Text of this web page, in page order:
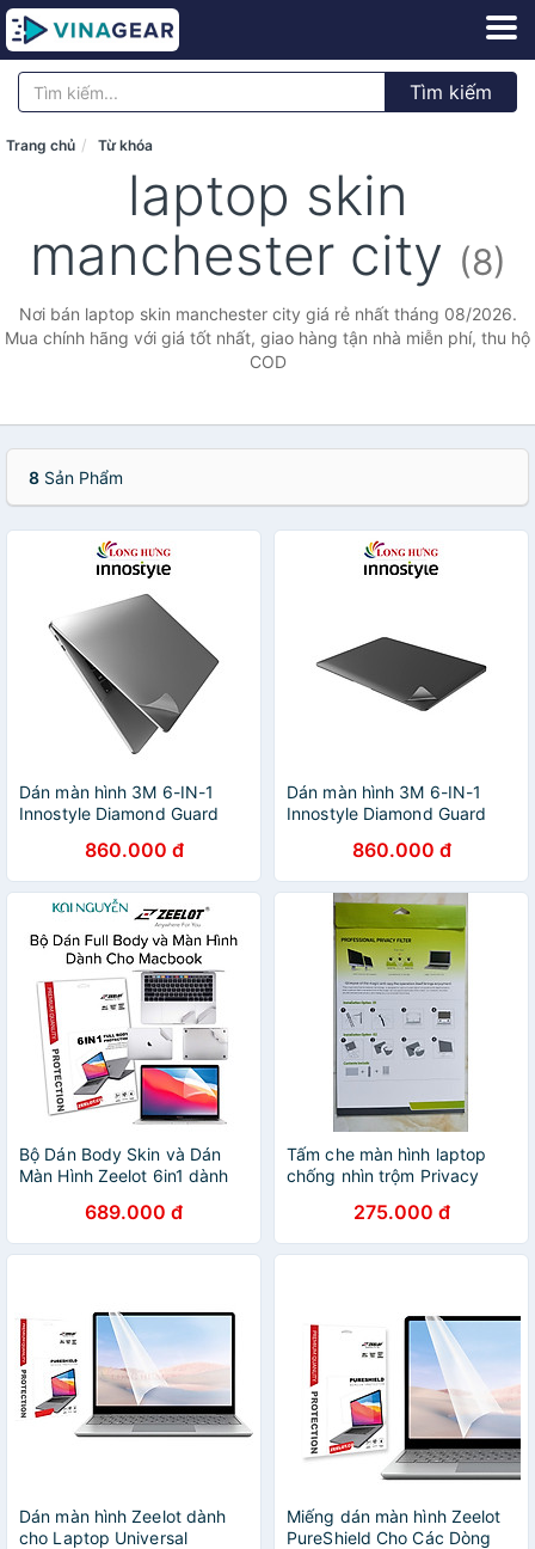
Tìm kiếm
Trang chủ Từ khóa
laptop skin
manchester city (8)
Nơi bán laptop skin manchester city giá rẻ nhất tháng 08/2026.
Mua chính hãng với giá tốt nhất, giao hàng tận nhà miễn phí, thu hộ
COD
8 Sản Phẩm
Dán màn hình 3M 6-IN-1
Innostyle Diamond Guard
Pro 13/16 inch 2020 - Hàng
chính hãng
860.000 đ
Dán màn hình 3M 6-IN-1
Innostyle Diamond Guard
Air 13 inch 2018-2020
ISCS2337 - Hàng chính
hãng
860.000 đ
Bộ Dán Body Skin và Dán
Màn Hình Zeelot 6in1 dành
13" 2020/ Pro M1/ Air 13"
2018- 2020 - Hàng chính
hãng
689.000 đ
Tấm che màn hình laptop
chống nhìn trộm Privacy
275.000 đ
Dán màn hình Zeelot dành
cho Laptop Universal
Miếng dán màn hình Zeelot
PureShield Cho Các Dòng